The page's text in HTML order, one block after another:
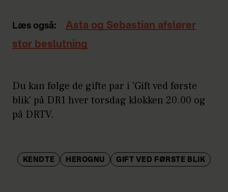
Læs også:
Asta og Sebastian afslører
stor beslutning
Du kan følge de gifte par i 'Gift ved første
blik' på DR1 hver torsdag klokken 20.00 og
på DRTV.
KENDTE HEROGNU GIFT VED FØRSTE BLIK